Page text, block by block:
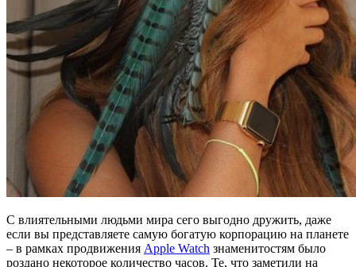
С влиятельными людьми мира сего выгодно дружить, даже
если вы представляете самую богатую корпорацию на планете
– в рамках продвижения Apple Watch знаменитостям было
роздано некоторое количество часов. Те, что заметили на